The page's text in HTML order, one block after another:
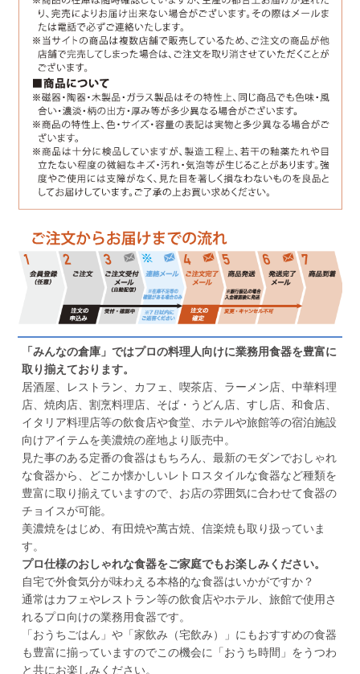
「みんなの倉庫」ではプロの料理人向けに業務用食器を豊富に
取り揃えております。
居酒屋、レストラン、カフェ、喫茶店、ラーメン店、中華料理
店、焼肉店、割烹料理店、そば・うどん店、すし店、和食店、
イタリア料理店等の飲食店や食堂、ホテルや旅館等の宿泊施設
向けアイテムを美濃焼の産地より販売中。
見た事のある定番の食器はもちろん、最新のモダンでおしゃれ
な食器から、どこか懐かしいレトロスタイルな食器など種類を
豊富に取り揃えていますので、お店の雰囲気に合わせて食器の
チョイスが可能。
美濃焼をはじめ、有田焼や萬古焼、信楽焼も取り扱っていま
す。
プロ仕様のおしゃれな食器をご家庭でもお楽しみください。
自宅で外食気分が味わえる本格的な食器はいかがですか？
通常はカフェやレストラン等の飲食店やホテル、旅館で使用さ
れるプロ向けの業務用食器です。
「おうちごはん」や「家飲み（宅飲み）」にもおすすめの食器
も豊富に揃っていますのでこの機会に「おうち時間」をうつわ
と共にお楽しみください。